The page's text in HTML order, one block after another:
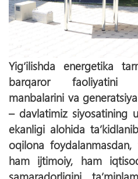
Yig‘ilishda energetika
barqaror faoliyatini
manbalarini va
– davlatimiz siyosatining
ekanligi alohida
oqilona
ham ijtimoiy, ham